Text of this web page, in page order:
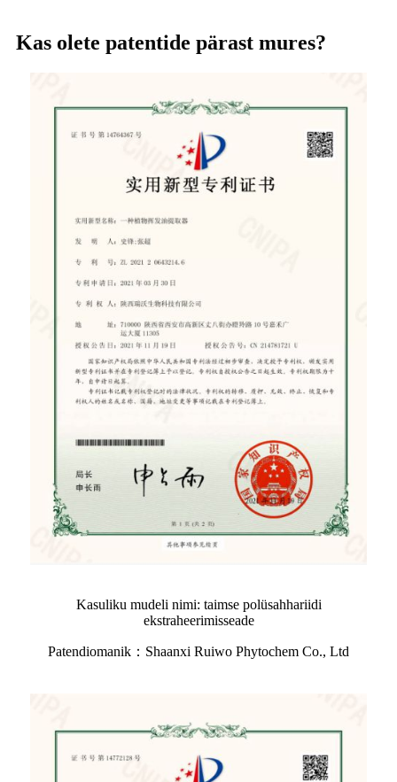
Kas olete patentide pärast mures?
Kasuliku mudeli nimi: taimse polüsahhariidi
ekstraheerimisseade
Patendiomanik：Shaanxi Ruiwo Phytochem Co., Ltd